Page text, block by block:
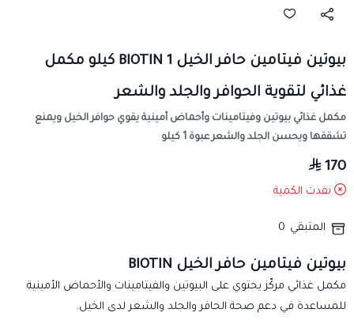
بيوتين فيتامين حافر الخيل BIOTIN 1 كيلو مكمل
غذائي لتقوية الحوافر والجلد والشعر
مكمل غذائي بيوتين وفيتامينات وأحماض أمينية يقوي حوافر الخيل ويمنع
تشققها ويحسن الجلد والشعر عبوة 1 كيلو
170
نفدت الكمية
المتبقي 0
بيوتين فيتامين حافر الخيل BIOTIN
مكمل غذائي مركّز يحتوي على البيوتين والفيتامينات والأحماض الأمينية
للمساعدة في دعم صحة الحافر والجلد والشعر لدى الخيل.